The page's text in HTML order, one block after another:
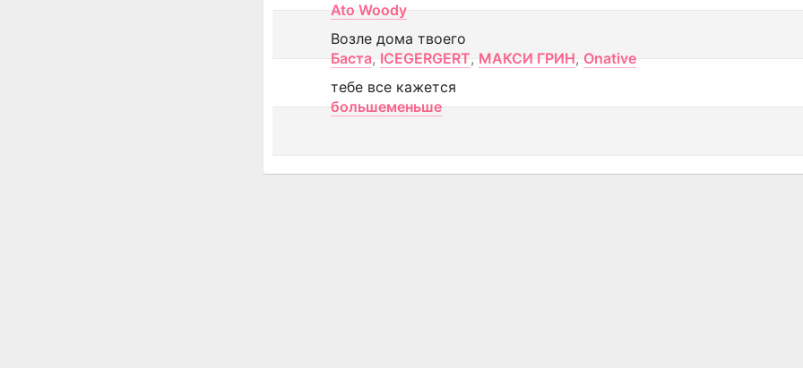
Ato Woody
Возле дома твоего
Баста, ICEGERGERT, МАКСИ ГРИН, Onative
тебе все кажется
большеменьше